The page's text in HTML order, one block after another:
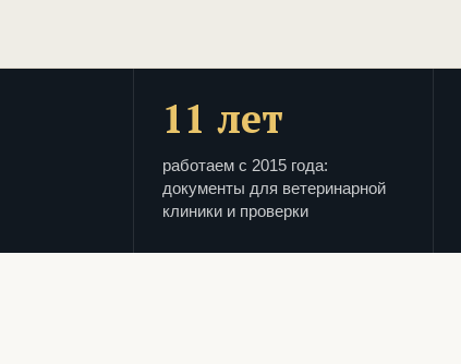
11 лет
работаем с 2015 года:
документы для ветеринарной
клиники и проверки